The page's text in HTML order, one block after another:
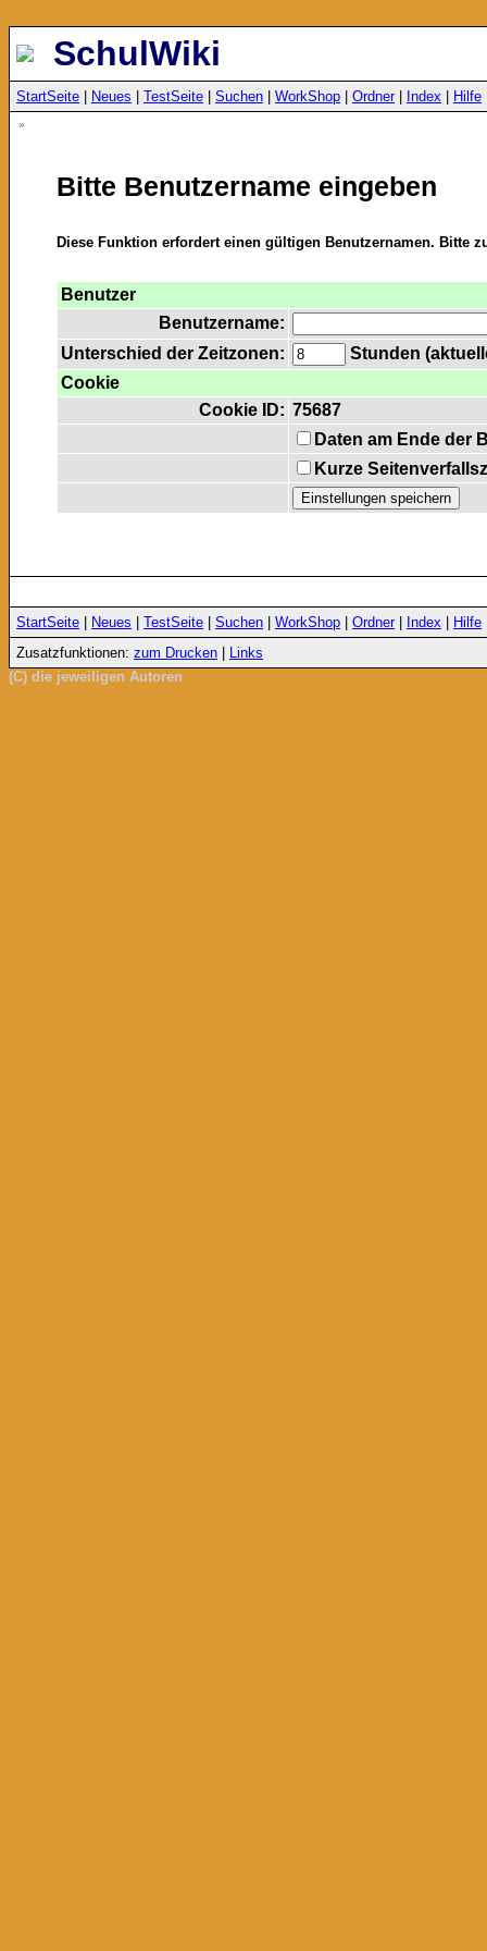
SchulWiki
StartSeite Neues TestSeite Suchen WorkShop Ordner| Index Hilfe
»
Bitte Benutzername eingeben
Diese Funktion erfordert einen gültigen Benutzernamen. Bitte
Benutzer
Benutzername:
Unterschied der Zeitzonen:
Stunden
Cookie
Cookie ID: 75687
Daten am Ende der
Kurze
StartSeite Neues TestSeite Suchen WorkShop Ordner| Index Hilfe
Zusatzfunktionen: zum Drucken
Links
(C) die jeweiligen Autoren